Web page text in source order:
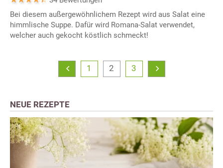
Bei diesem außergewöhnlichem Rezept wird aus Salat eine
himmlische Suppe. Dafür wird Romana-Salat verwendet,
welcher auch gekocht köstlich schmeckt!
1 2 3
NEUE REZEPTE